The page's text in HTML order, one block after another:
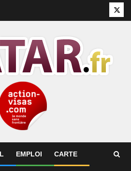
EMPLOI CARTE